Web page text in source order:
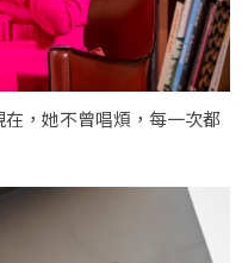
在，她不曾唱煩，每一次都